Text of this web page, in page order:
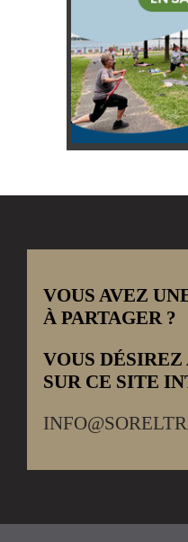
VOUS AVEZ
À PARTAGER ?
VOUS
SUR CE SITE